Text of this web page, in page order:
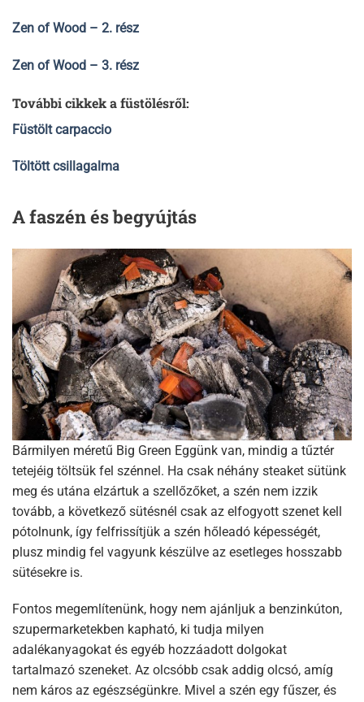
Zen of Wood – 2. rész
Zen of Wood – 3. rész
További cikkek a füstölésről:
Füstölt carpaccio
Töltött csillagalma
A faszén és begyújtás
Bármilyen méretű Big Green Eggünk van, mindig a tűztér
tetejéig töltsük fel szénnel. Ha csak néhány steaket sütünk
meg és utána elzártuk a szellőzőket, a szén nem izzik
tovább, a következő sütésnél csak az elfogyott szenet kell
pótolnunk, így felfrissítjük a szén hőleadó képességét,
plusz mindig fel vagyunk készülve az esetleges hosszabb
sütésekre is.
Fontos megemlítenünk, hogy nem ajánljuk a benzinkúton,
szupermarketekben kapható, ki tudja milyen
adalékanyagokat és egyéb hozzáadott dolgokat
tartalmazó szeneket. Az olcsóbb csak addig olcsó, amíg
nem káros az egészségünkre. Mivel a szén egy fűszer, és